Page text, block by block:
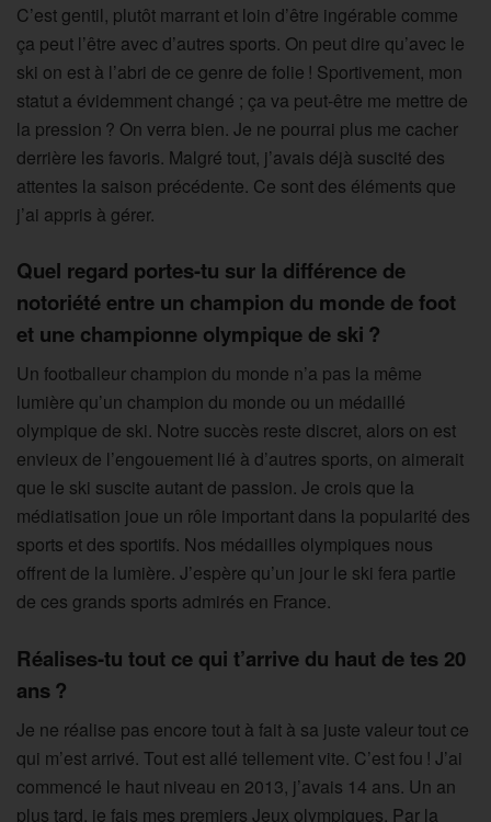
C’est gentil, plutôt marrant et loin d’être ingérable comme
ça peut l’être avec d’autres sports. On peut dire qu’avec le
ski on est à l’abri de ce genre de folie ! Sportivement, mon
statut a évidemment changé ; ça va peut-être me mettre de
la pression ? On verra bien. Je ne pourrai plus me cacher
derrière les favoris. Malgré tout, j’avais déjà suscité des
attentes la saison précédente. Ce sont des éléments que
j’ai appris à gérer.
Quel regard portes-tu sur la différence de
notoriété entre un champion du monde de foot
et une championne olympique de ski ?
Un footballeur champion du monde n’a pas la même
lumière qu’un champion du monde ou un médaillé
olympique de ski. Notre succès reste discret, alors on est
envieux de l’engouement lié à d’autres sports, on aimerait
que le ski suscite autant de passion. Je crois que la
médiatisation joue un rôle important dans la popularité des
sports et des sportifs. Nos médailles olympiques nous
offrent de la lumière. J’espère qu’un jour le ski fera partie
de ces grands sports admirés en France.
Réalises-tu tout ce qui t’arrive du haut de tes 20
ans ?
Je ne réalise pas encore tout à fait à sa juste valeur tout ce
qui m’est arrivé. Tout est allé tellement vite. C’est fou ! J’ai
commencé le haut niveau en 2013, j’avais 14 ans. Un an
plus tard, je fais mes premiers Jeux olympiques. Par la